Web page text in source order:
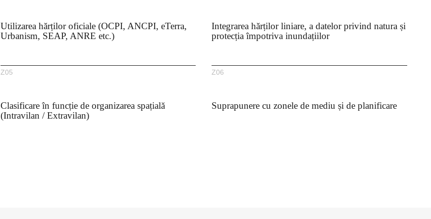
Utilizarea hărților oficiale (OCPI, ANCPI, eTerra,
Urbanism, SEAP, ANRE etc.)
Integrarea hărților liniare, a datelor privind natura și
protecția împotriva inundațiilor
Z05
Clasificare în funcție de organizarea spațială
(Intravilan / Extravilan)
Z06
Suprapunere cu zonele de mediu și de planificare